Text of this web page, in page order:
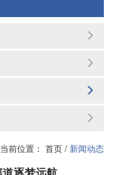
当前位置： 首页 / 新闻动态